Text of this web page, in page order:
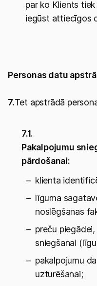
par ko Klients
iegūst attiecīgos
Personas datu
7.Tet apstrādā
7.1.
Pakalpojumu
pārdošanai:
klienta
līguma
noslēgšanas
preču
sniegšanai
pakalpojumu
uzturēšanai;